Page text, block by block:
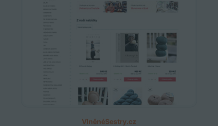
VlněnéSestry.cz